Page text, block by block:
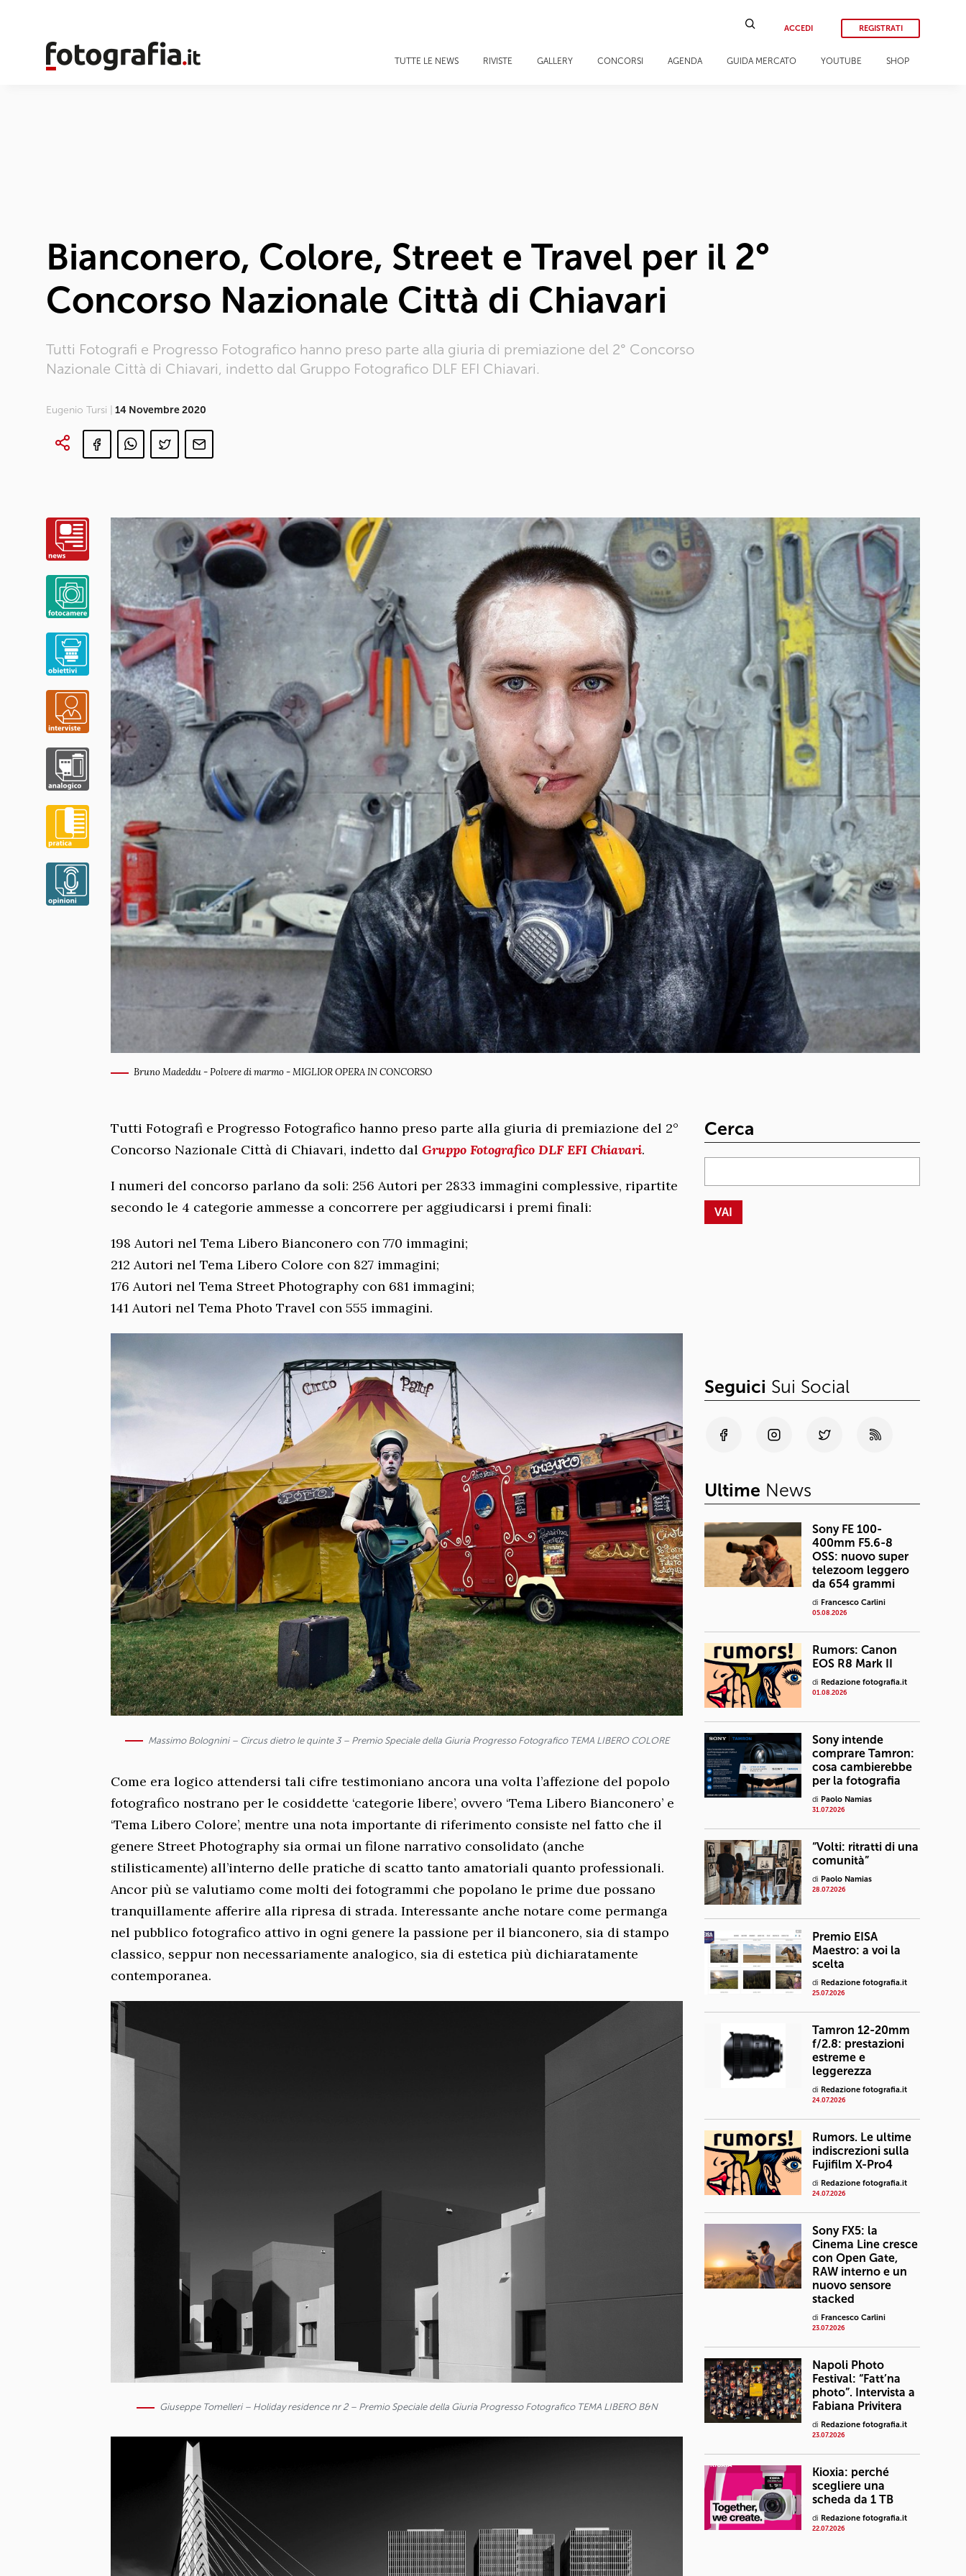
ACCEDI REGISTRATI
TUTTE LE NEWS RIVISTE GALLERY CONCORSI AGENDA GUIDA MERCATO YOUTUBE SHOP
Bianconero, Colore, Street e Travel per il 2°
Concorso Nazionale Città di Chiavari
Tutti Fotografi e Progresso Fotografico hanno preso parte alla giuria di premiazione del 2° Concorso
Nazionale Città di Chiavari, indetto dal Gruppo Fotografico DLF EFI Chiavari.
Eugenio Tursi | 14 Novembre 2020
Bruno Madeddu - Polvere di marmo - MIGLIOR OPERA IN CONCORSO
Tutti Fotografi e Progresso Fotografico hanno preso parte alla giuria di premiazione del 2°
Concorso Nazionale Città di Chiavari, indetto dal Gruppo Fotografico DLF EFI Chiavari.
I numeri del concorso parlano da soli: 256 Autori per 2833 immagini complessive, ripartite
secondo le 4 categorie ammesse a concorrere per aggiudicarsi i premi finali:
198 Autori nel Tema Libero Bianconero con 770 immagini;
212 Autori nel Tema Libero Colore con 827 immagini;
176 Autori nel Tema Street Photography con 681 immagini;
141 Autori nel Tema Photo Travel con 555 immagini.
Massimo Bolognini – Circus dietro le quinte 3 – Premio Speciale della Giuria Progresso Fotografico TEMA LIBERO COLORE
Come era logico attendersi tali cifre testimoniano ancora una volta l’affezione del popolo
fotografico nostrano per le cosiddette ‘categorie libere’, ovvero ‘Tema Libero Bianconero’ e
‘Tema Libero Colore’, mentre una nota importante di riferimento consiste nel fatto che il
genere Street Photography sia ormai un filone narrativo consolidato (anche
stilisticamente) all’interno delle pratiche di scatto tanto amatoriali quanto professionali.
Ancor più se valutiamo come molti dei fotogrammi che popolano le prime due possano
tranquillamente afferire alla ripresa di strada. Interessante anche notare come permanga
nel pubblico fotografico attivo in ogni genere la passione per il bianconero, sia di stampo
classico, seppur non necessariamente analogico, sia di estetica più dichiaratamente
contemporanea.
Giuseppe Tomelleri – Holiday residence nr 2 – Premio Speciale della Giuria Progresso Fotografico TEMA LIBERO B&N
Cerca
Seguici Sui Social
Ultime News
Sony FE 100-
400mm F5.6-8
OSS: nuovo super
telezoom leggero
da 654 grammi
di Francesco Carlini
05.08.2026
Rumors: Canon
EOS R8 Mark II
di Redazione fotografia.it
01.08.2026
Sony intende
comprare Tamron:
cosa cambierebbe
per la fotografia
di Paolo Namias
31.07.2026
“Volti: ritratti di una
comunità”
di Paolo Namias
28.07.2026
Premio EISA
Maestro: a voi la
scelta
di Redazione fotografia.it
25.07.2026
Tamron 12-20mm
f/2.8: prestazioni
estreme e
leggerezza
di Redazione fotografia.it
24.07.2026
Rumors. Le ultime
indiscrezioni sulla
Fujifilm X-Pro4
di Redazione fotografia.it
24.07.2026
Sony FX5: la
Cinema Line cresce
con Open Gate,
RAW interno e un
nuovo sensore
stacked
di Francesco Carlini
23.07.2026
Napoli Photo
Festival: “Fatt’na
photo”. Intervista a
Fabiana Privitera
di Redazione fotografia.it
23.07.2026
Kioxia: perché
scegliere una
scheda da 1 TB
di Redazione fotografia.it
22.07.2026